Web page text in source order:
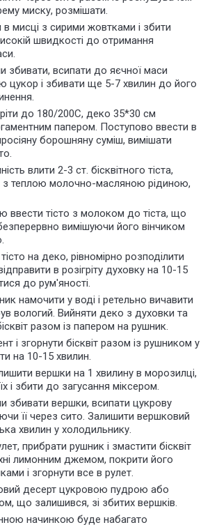
миску, розмішати.
мисці з сирими жовтками і збити
швидкості до отримання
збивати, всипати до яєчної маси
цукор і збивати ще 5-7 хвилин до його
до 180/200С, деко 35*30 см
папером. Поступово ввести в
борошняну суміш, вимішати
влити 2-3 ст. бісквітного тіста,
з теплою молочно-масляною рідиною,
ввести тісто з молоком до тіста, що
вимішуючи його вінчиком
на деко, рівномірно розподілити
в розігріту духовку на 10-15
до рум'яності.
намочити у воді і ретельно вичавити
вологий. Вийняти деко з духовки та
разом із папером на рушник.
і згорнути бісквіт разом із рушником у
на 10-15 хвилин.
вершки на 1 хвилину в морозилці,
і збити до загусання міксером.
збивати вершки, всипати цукрову
її через сито. Залишити вершковий
хвилин у холодильнику.
прибрати рушник і змастити бісквіт
лимонним джемом, покрити його
і згорнути все в рулет.
десерт цукровою пудрою або
що залишився, зі збитих вершків.
начинкою буде набагато